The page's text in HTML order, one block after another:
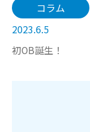
コラム
2023.6.5
初OB誕生！